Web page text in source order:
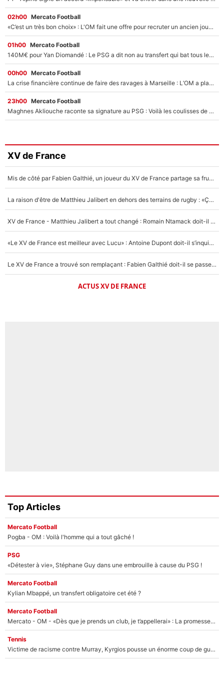
02h00 Mercato Football
«C’est un très bon choix» : L'OM fait une offre pour recruter un ancien joueur du PSG... et c'est validé dans l'After Foot !
01h00 Mercato Football
140M€ pour Yan Diomandé : Le PSG a dit non au transfert qui bat tous les records sur le mercato
00h00 Mercato Football
La crise financière continue de faire des ravages à Marseille : L’OM a placé 12 joueurs sur le marché des transferts… et ça pourrait lui rapporter près de 100M€ !
23h00 Mercato Football
Maghnes Akliouche raconte sa signature au PSG : Voilà les coulisses de son transfert de rêve à 50M€
XV de France
Mis de côté par Fabien Galthié, un joueur du XV de France partage sa frustration : «ils ne me l’ont pas dit tout de suite»
La raison d'être de Matthieu Jalibert en dehors des terrains de rugby : «Ça m'atteint autant que si tu touches à un membre de ma famille»
XV de France - Matthieu Jalibert a tout changé : Romain Ntamack doit-il s’inquiéter pour sa place à un an de la Coupe du monde ?
«Le XV de France est meilleur avec Lucu» : Antoine Dupont doit-il s’inquiéter pour sa place ?
Le XV de France a trouvé son remplaçant : Fabien Galthié doit-il se passer d'Antoine Dupont ?
ACTUS XV DE FRANCE
Top Articles
Mercato Football
Pogba - OM : Voilà l'homme qui a tout gâché !
PSG
«Détester à vie», Stéphane Guy dans une embrouille à cause du PSG !
Mercato Football
Kylian Mbappé, un transfert obligatoire cet été ?
Mercato Football
Mercato - OM - «Dès que je prends un club, je t’appellerai» : La promesse de Marcelino au moment de claquer la porte
Tennis
Victime de racisme contre Murray, Kyrgios pousse un énorme coup de gueule !